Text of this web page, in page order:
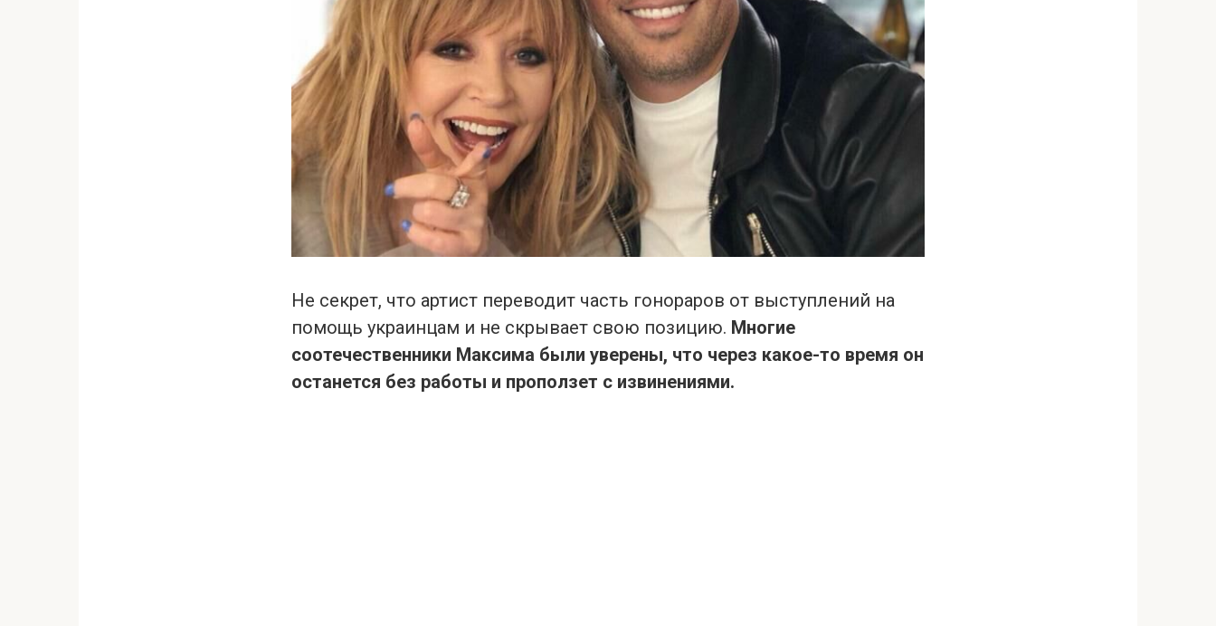
Не секрет, что артист переводит часть гонораров от выступлений на
помощь украинцам и не скрывает свою позицию. Многие
соотечественники Максима были уверены, что через какое-то время он
останется без работы и проползет с извинениями.